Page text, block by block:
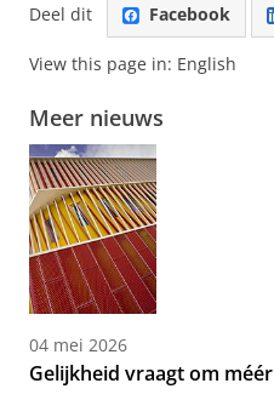
Deel dit Facebook
View this page in: English
Meer nieuws
04 mei 2026
Gelijkheid vraagt om